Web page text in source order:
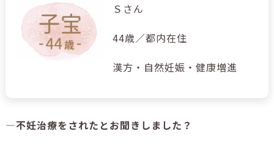
Ｓさん
44歳／都内在住
漢方・自然妊娠・健康増進
―不妊治療をされたとお聞きしました？